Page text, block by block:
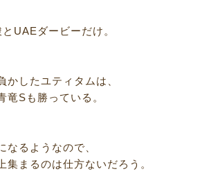
UAEダービーだけ。
かしたユティタムは、
竜Sも勝っている。
なるようなので、
集まるのは仕方ないだろう。